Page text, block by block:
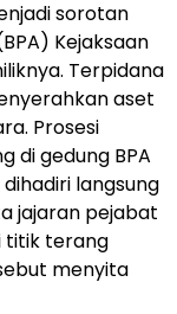
sorotan
Kejaksaan
Terpidana
aset
Prosesi
di gedung BPA
langsung
jajaran pejabat
titik terang
menyita